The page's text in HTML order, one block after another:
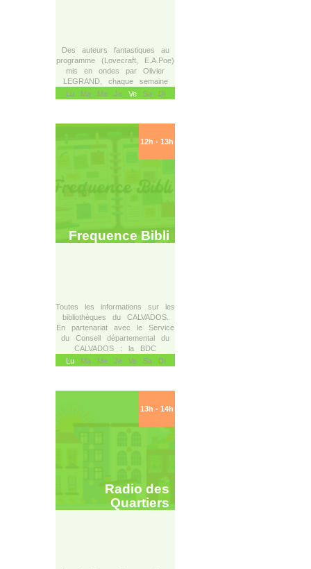
Des auteurs fantastiques au
programme (Lovecraft, E.A.Poe)
mis en ondes par Olivier
LEGRAND, chaque semaine
Lu Ma Me Je VeSa Di
12h - 13h
Frequence Bibli
Toutes les informations sur les
bibliothèques du CALVADOS.
En partenariat avec le Service
du Conseil départemental du
CALVADOS : la BDC
LuMa Me Je Ve Sa Di
13h - 14h
Radio des
Quartiers